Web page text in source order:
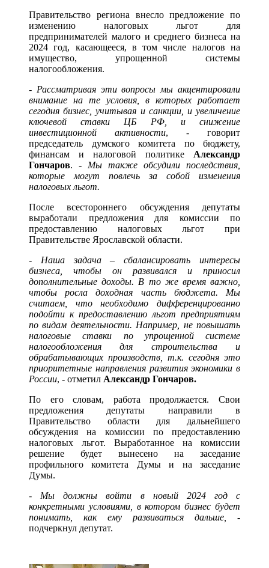
Правительство региона внесло предложение по
изменению налоговых льгот для
предпринимателей малого и среднего бизнеса на
2024 год, касающееся, в том числе налогов на
имущество, упрощенной системы
налогообложения.
- Рассматривая эти вопросы мы акцентировали
внимание на те условия, в которых работает
сегодня бизнес, учитывая и санкции, и увеличение
ключевой ставки ЦБ РФ, и снижение
инвестиционной активности, - говорит
председатель думского комитета по бюджету,
финансам и налоговой политике Александр
Гончаров. - Мы также обсудили последствия,
которые могут повлечь за собой изменения
налоговых льгот.
После всестороннего обсуждения депутаты
выработали предложения для комиссии по
предоставлению налоговых льгот при
Правительстве Ярославской области.
- Наша задача – сбалансировать интересы
бизнеса, чтобы он развивался и приносил
дополнительные доходы. В то же время важно,
чтобы росла доходная часть бюджета. Мы
считаем, что необходимо дифференцированно
подойти к предоставлению льгот предприятиям
по видам деятельности. Например, не повышать
налоговые ставки по упрощенной системе
налогообложения для строительства и
обрабатывающих производств, т.к. сегодня это
приоритетные направления развития экономики в
России, - отметил Александр Гончаров.
По его словам, работа продолжается. Свои
предложения депутаты направили в
Правительство области для дальнейшего
обсуждения на комиссии по предоставлению
налоговых льгот. Выработанное на комиссии
решение будет вынесено на заседание
профильного комитета Думы и на заседание
Думы.
- Мы должны войти в новый 2024 год с
конкретными условиями, в котором бизнес будет
понимать, как ему развиваться дальше,
-
подчеркнул депутат.